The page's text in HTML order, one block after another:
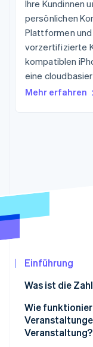
Atlas
Start-up-
Climate
CO₂-Entnahme
Identity
Online-
Ihre Kundinnen
persönlichen
Plattformen
vorzertifizierte
kompatiblen
eine
Mehr erfahren
Einführung
Was ist die
Wie
Veranstaltung?